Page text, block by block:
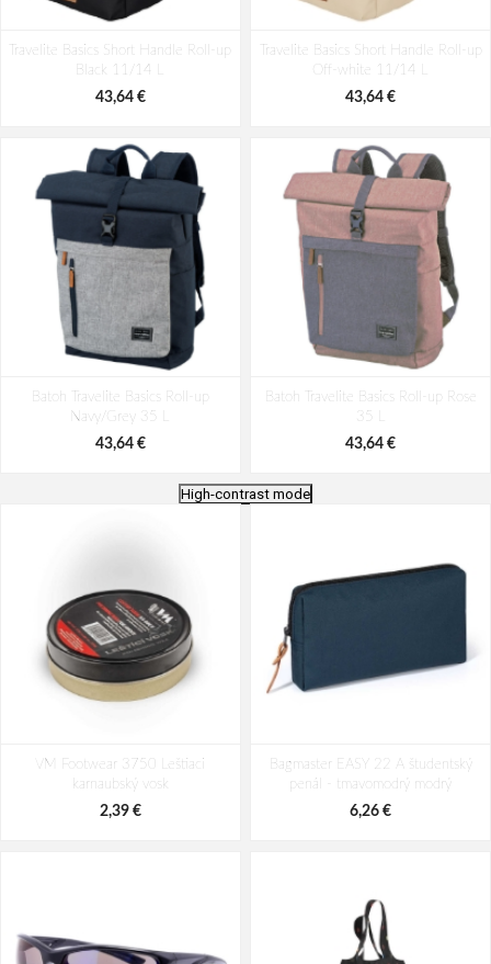
Travelite Basics Short Handle Roll-up
Black 11/14 L
43,64 €
Travelite Basics Short Handle Roll-up
Off-white 11/14 L
43,64 €
Batoh Travelite Basics Roll-up
Navy/Grey 35 L
43,64 €
Batoh Travelite Basics Roll-up Rose
35 L
43,64 €
Rosé 35 L
43,64 €
Bordeaux 35 L
43,64 €
High-contrast mode
VM Footwear 3750 Leštiaci
karnaubský vosk
2,39 €
Bagmaster EASY 22 A študentský
penál - tmavomodrý modrý
6,26 €